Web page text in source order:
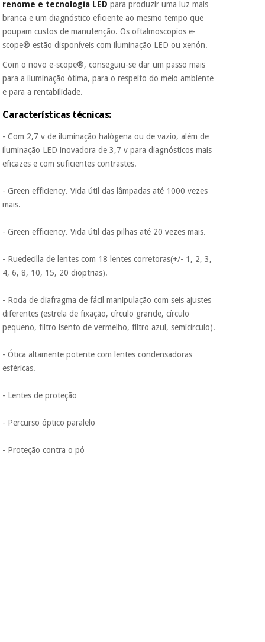
renome e tecnologia LED para produzir uma luz mais
branca e um diagnóstico eficiente ao mesmo tempo que
poupam custos de manutenção. Os oftalmoscopios e-
scope® estão disponíveis com iluminação LED ou xenón.
Com o novo e-scope®, conseguiu-se dar um passo mais
para a iluminação ótima, para o respeito do meio ambiente
e para a rentabilidade.
Características técnicas:
- Com 2,7 v de iluminação halógena ou de vazio, além de
iluminação LED inovadora de 3,7 v para diagnósticos mais
eficazes e com suficientes contrastes.
- Green efficiency. Vida útil das lâmpadas até 1000 vezes
mais.
- Green efficiency. Vida útil das pilhas até 20 vezes mais.
- Ruedecilla de lentes com 18 lentes corretoras(+/- 1, 2, 3,
4, 6, 8, 10, 15, 20 dioptrias).
- Roda de diafragma de fácil manipulação com seis ajustes
diferentes (estrela de fixação, círculo grande, círculo
pequeno, filtro isento de vermelho, filtro azul, semicírculo).
- Ótica altamente potente com lentes condensadoras
esféricas.
- Lentes de proteção
- Percurso óptico paralelo
- Proteção contra o pó